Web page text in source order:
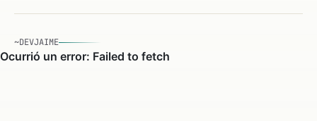
~DEVJAIME